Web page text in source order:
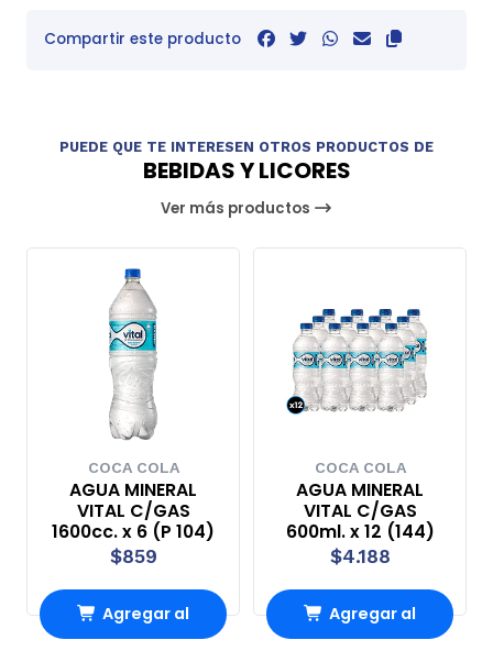
Compartir este producto
PUEDE QUE TE INTERESEN OTROS PRODUCTOS DE
BEBIDAS Y LICORES
Ver más productos
COCA COLA
AGUA MINERAL
VITAL C/GAS
1600cc. x 6 (P 104)
$859
Agregar al
COCA COLA
AGUA MINERAL
VITAL C/GAS
600ml. x 12 (144)
$4.188
Agregar al